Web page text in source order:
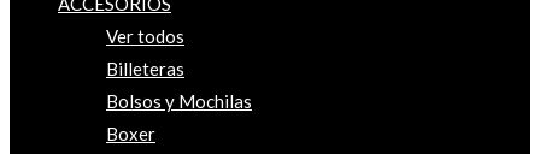
Ver todos
Billeteras
Bolsos y Mochilas
Boxer